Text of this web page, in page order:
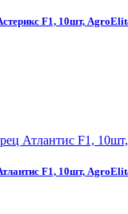
F1, 10шт,
F1, 10шт,